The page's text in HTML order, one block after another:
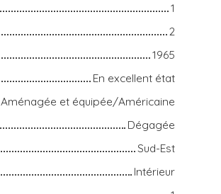
1
2
1965
En excellent état
Aménagée et équipée/Américaine
Dégagée
Sud-Est
Intérieur